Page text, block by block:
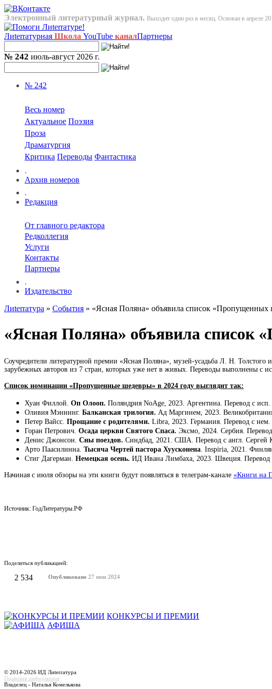
Электронный литературный журнал. Выходит один раз в месяц. Основан в апреле
Лиterraтурная Школа YouTube каналПартнеры
№ 242 июль-август 2026 г.
№ 242
Весь номер
Актуальное Поэзия
Проза
Драматургия
Критика Переводы Фантастика
.
Архив номеров
.
Редакция
От главного редактора
Редколлегия
Услуги
Контакты
Партнеры
.
Издательство
Лиterraтура » События » «Ясная Поляна» объявила список «Пропущенных
«Ясная Поляна» объявила список
Соучредители литературной премии «Ясная Поляна», музей-усадьба Л. Н.
зарубежных авторов из 7 стран, которых уже нет в живых. Переводы выполнены с
Список номинации «Пропущенные шедевры» в 2024 году выглядит так:
Хуан Филлой. Оп Олооп. Поляндрия NoAge, 2023. Аргентина. Перевод с
Оливия Мэннинг. Балканская трилогия. Ад Маргинем, 2023.
Петер Вайсс. Прощание с родителями. Libra, 2023. Германия. Перевод с нем.
Горан Петрович. Осада церкви Святого Спаса. Эксмо, 2024. Сербия.
Денис Джонсон. Сны поездов. Синдбад, 2021. США. Перевод с англ. Сергей
Арто Паасилинна. Тысяча Чертей пастора Хуусконена . Inspiria, 2021.
Стиг Дагерман. Немецкая осень. ИД Ивана Лимбаха, 2023. Швеция. Перевод
Начиная с июля обзоры на эти книги будут появляться в телеграм-канале «Книги на
Источник: ГодЛитературы.РФ
Поделиться публикацией:
2 534 Опубликовано 27 июн 2024
КОНКУРСЫ И ПРЕМИИ
АФИША
© 2014-2026 ИД Лиterraтура
Правовая информация
Владелец - Наталья Комелькова